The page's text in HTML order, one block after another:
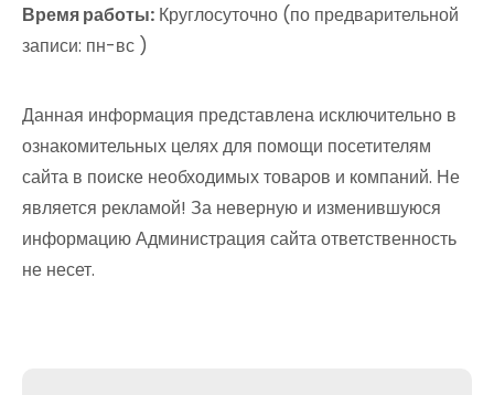
Время работы: Круглосуточно (по предварительной
записи: пн-вс )
Данная информация представлена исключительно в
ознакомительных целях для помощи посетителям
сайта в поиске необходимых товаров и компаний. Не
является рекламой! За неверную и изменившуюся
информацию Администрация сайта ответственность
не несет.